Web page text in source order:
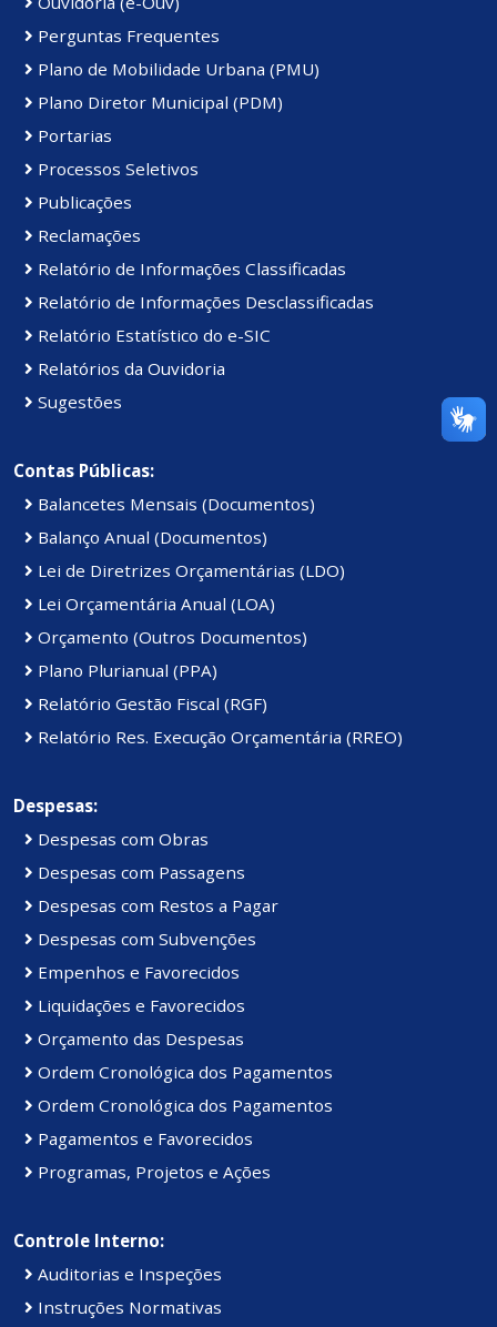
Perguntas Frequentes
Plano de Mobilidade Urbana (PMU)
Plano Diretor Municipal (PDM)
Portarias
Processos Seletivos
Publicações
Reclamações
Relatório de Informações Classificadas
Relatório de Informações Desclassificadas
Relatório Estatístico do e-SIC
Relatórios da Ouvidoria
Sugestões
Contas Públicas:
Balancetes Mensais (Documentos)
Balanço Anual (Documentos)
Lei de Diretrizes Orçamentárias (LDO)
Lei Orçamentária Anual (LOA)
Orçamento (Outros Documentos)
Plano Plurianual (PPA)
Relatório Gestão Fiscal (RGF)
Relatório Res. Execução Orçamentária (RREO)
Despesas:
Despesas com Obras
Despesas com Passagens
Despesas com Restos a Pagar
Despesas com Subvenções
Empenhos e Favorecidos
Liquidações e Favorecidos
Orçamento das Despesas
Ordem Cronológica dos Pagamentos
Ordem Cronológica dos Pagamentos
Pagamentos e Favorecidos
Programas, Projetos e Ações
Controle Interno:
Auditorias e Inspeções
Instruções Normativas